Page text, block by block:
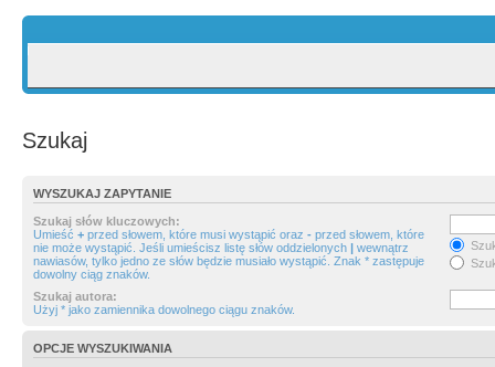
Szukaj
WYSZUKAJ ZAPYTANIE
Szukaj słów kluczowych:
Umieść + przed słowem, które musi wystąpić oraz - przed słowem, które
nie może wystąpić. Jeśli umieścisz listę słów oddzielonych | wewnątrz
nawiasów, tylko jedno ze słów będzie musiało wystąpić. Znak * zastępuje
dowolny ciąg znaków.
Szukaj autora:
Użyj * jako zamiennika dowolnego ciągu znaków.
OPCJE WYSZUKIWANIA